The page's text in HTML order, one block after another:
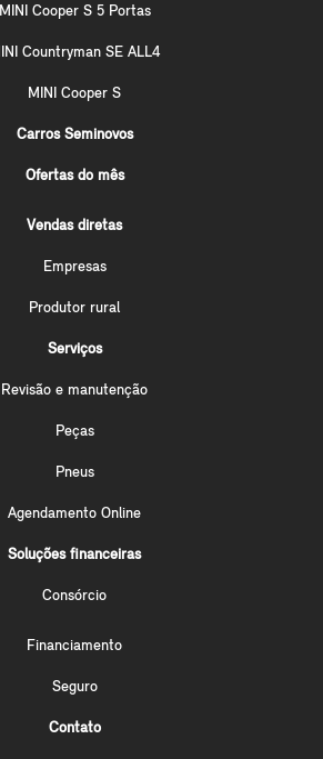
MINI Cooper S 5 Portas
Countryman SE ALL4
MINI Cooper S
Carros Seminovos
Ofertas do mês
Vendas diretas
Empresas
Produtor rural
Serviços
Revisão e manutenção
Peças
Pneus
Agendamento Online
Soluções financeiras
Consórcio
Financiamento
Seguro
Contato